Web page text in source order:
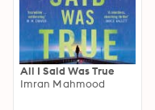
All I Said Was True
Imran Mahmood